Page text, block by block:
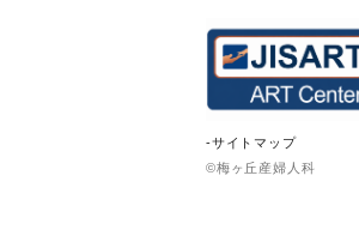
-サイトマップ
©梅ヶ丘産婦人科